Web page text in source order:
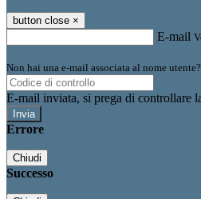
button close ×
E-mail
Non hai una e-mail associata al nome
E-mail inviata, si prega di controllare
Errore
Chiudi
Successo